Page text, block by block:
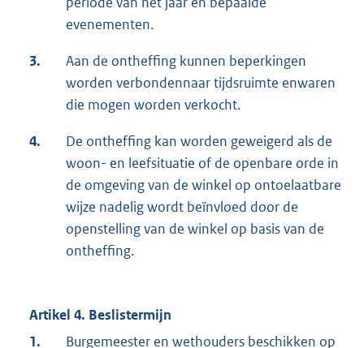
evenementen.
3.
Aan de ontheffing kunnen beperkingen
worden verbondennaar tijdsruimte enwaren
die mogen worden verkocht.
4.
De ontheffing kan worden geweigerd als de
woon- en leefsituatie of de openbare orde in
de omgeving van de winkel op ontoelaatbare
wijze nadelig wordt beïnvloed door de
openstelling van de winkel op basis van de
ontheffing.
Artikel 4. Beslistermijn
1.
Burgemeester en wethouders beschikken op